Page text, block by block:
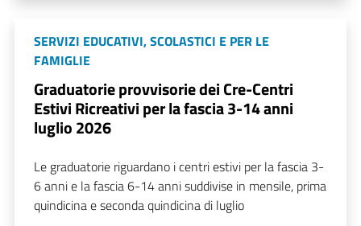
SERVIZI EDUCATIVI, SCOLASTICI E PER LE
FAMIGLIE
Graduatorie provvisorie dei Cre-Centri
Estivi Ricreativi per la fascia 3-14 anni
luglio 2026
Le graduatorie riguardano i centri estivi per la fascia 3-
6 anni e la fascia 6-14 anni suddivise in mensile, prima
quindicina e seconda quindicina di luglio